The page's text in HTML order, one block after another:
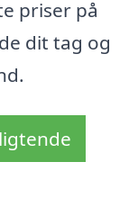
priser på
dit tag og